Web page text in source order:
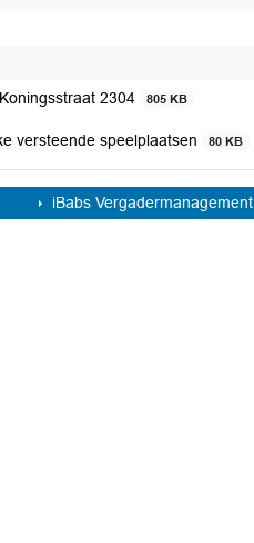
2304 805 KB
versteende speelplaatsen 80 KB
iBabs Vergadermanagement